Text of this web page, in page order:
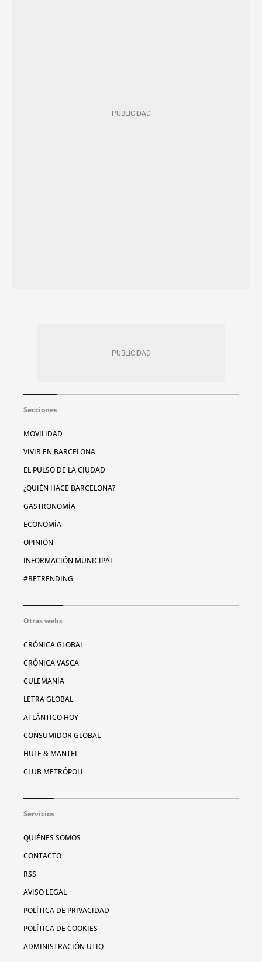
Secciones
MOVILIDAD
VIVIR EN BARCELONA
EL PULSO DE LA CIUDAD
¿QUIÉN HACE BARCELONA?
GASTRONOMÍA
ECONOMÍA
OPINIÓN
INFORMACIÓN MUNICIPAL
#BETRENDING
Otras webs
CRÓNICA GLOBAL
CRÓNICA VASCA
CULEMANÍA
LETRA GLOBAL
ATLÁNTICO HOY
CONSUMIDOR GLOBAL
HULE & MANTEL
CLUB METRÓPOLI
Servicios
QUIÉNES SOMOS
CONTACTO
RSS
AVISO LEGAL
POLÍTICA DE PRIVACIDAD
POLÍTICA DE COOKIES
ADMINISTRACIÓN UTIQ